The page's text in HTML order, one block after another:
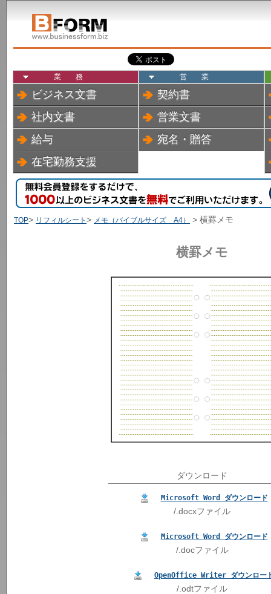
業務
ビジネス文書
社内文書
給与
在宅勤務支援
営業
契約書
営業文書
宛名・贈答
TOP> リフィルシート > メモ（バイブルサイズ A4） > 横罫メモ
横罫メモ
ダウンロード
Microsoft Word ダウンロード
/.docxファイル
Microsoft Word ダウンロード
/.docファイル
OpenOffice Writer ダウンロー
/.odtファイル